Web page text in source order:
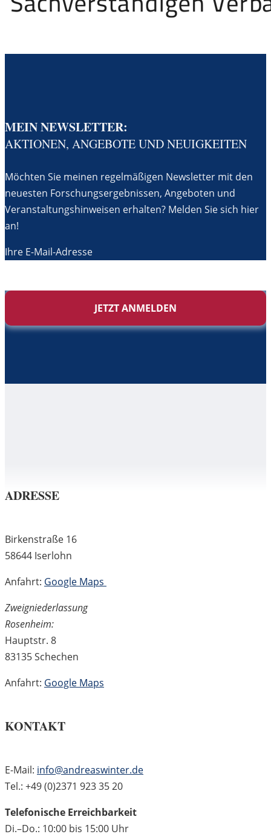
MEIN NEWSLETTER:
AKTIONEN, ANGEBOTE UND NEUIGKEITEN
Möchten Sie meinen regelmäßigen Newsletter mit den
neuesten Forschungsergebnissen, Angeboten und
Veranstaltungshinweisen erhalten? Melden Sie sich hier
an!
Ihre E-Mail-Adresse
JETZT ANMELDEN
ADRESSE
Birkenstraße 16
58644 Iserlohn
Anfahrt: Google Maps
Zweigniederlassung
Rosenheim:
Hauptstr. 8
83135 Schechen
Anfahrt: Google Maps
KONTAKT
E-Mail: info@andreaswinter.de
Tel.: +49 (0)2371 923 35 20
Telefonische Erreichbarkeit
Di.–Do.: 10:00 bis 15:00 Uhr